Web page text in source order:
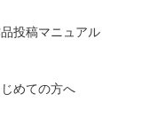
投稿マニュアル
めての方へ